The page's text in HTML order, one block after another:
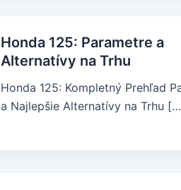
Honda 125: Parametre a
Alternatívy na Trhu
Honda 125: Kompletný Prehľad
a Najlepšie Alternatívy na Trhu